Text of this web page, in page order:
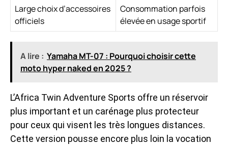
Large choix d’accessoires
officiels
Consommation parfois
élevée en usage sportif
A lire : Yamaha MT-07 : Pourquoi choisir cette
moto hyper naked en 2025 ?
L’Africa Twin Adventure Sports offre un réservoir
plus important et un carénage plus protecteur
pour ceux qui visent les très longues distances.
Cette version pousse encore plus loin la vocation